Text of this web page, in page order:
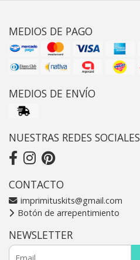
MEDIOS DE PAGO
MEDIOS DE ENVÍO
NUESTRAS REDES SOCIALES
CONTACTO
imprimituskits@gmail.com
Botón de arrepentimiento
NEWSLETTER